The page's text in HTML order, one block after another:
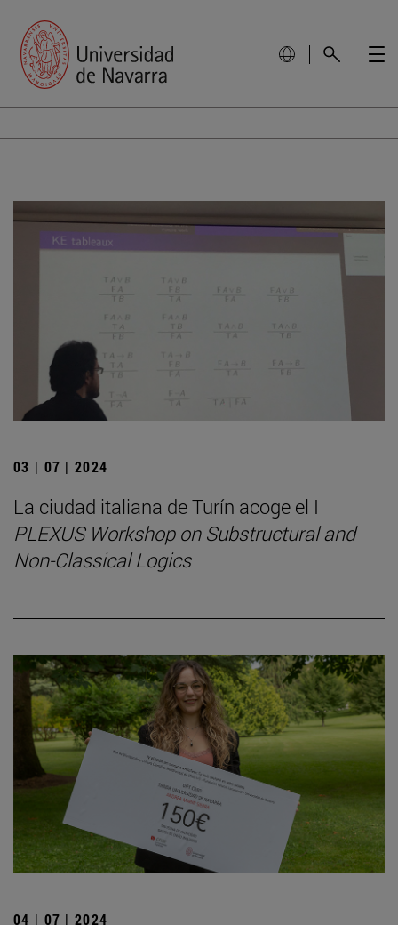
03 | 07 | 2024
La ciudad italiana de Turín acoge el I
PLEXUS Workshop on Substructural and
Non-Classical Logics
04 | 07 | 2024